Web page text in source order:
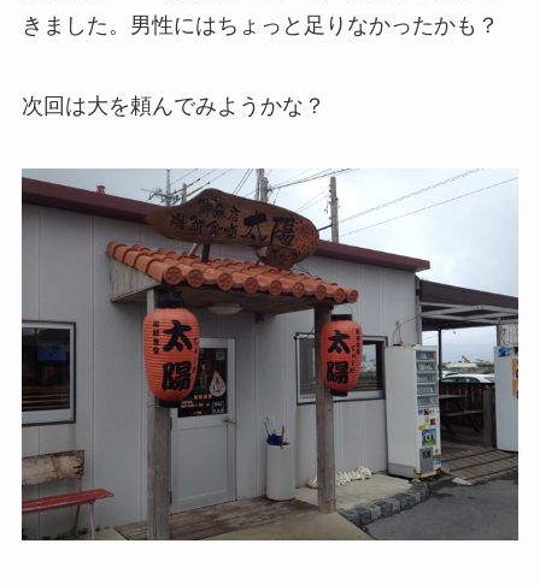
きました。男性にはちょっと足りなかったかも？
次回は大を頼んでみようかな？